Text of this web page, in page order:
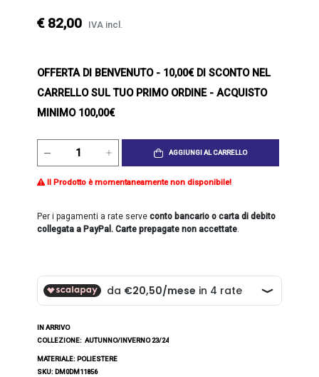
€ 82,00 IVA incl.
OFFERTA DI BENVENUTO- 10,00€ DI SCONTO NEL
CARRELLO SUL TUO PRIMO ORDINE - ACQUISTO
MINIMO 100,00€
AGGIUNGI AL CARRELLO
Il Prodotto è momentaneamente non disponibile!
Per i pagamenti a rate serveconto bancario o carta di debito
collegata a PayPal. Carte prepagate non accettate.
IN ARRIVO
COLLEZIONE: AUTUNNO/INVERNO 23/24
MATERIALE: POLIESTERE
SKU: DM0DM11856